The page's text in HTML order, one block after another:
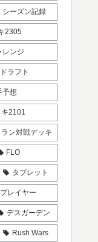
シーズン記録
2305
レンジ
ラフト
予想
2101
ラン対戦デッキ
FLO
タブレット
レイヤー
デスガーデン
Rush Wars